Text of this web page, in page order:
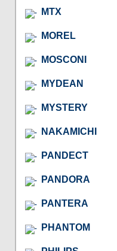
MTX
MOREL
MOSCONI
MYDEAN
MYSTERY
NAKAMICHI
PANDECT
PANDORA
PANTERA
PHANTOM